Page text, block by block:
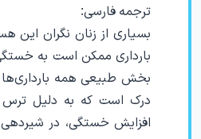
ترجمه فارسی:
بسیاری از زنان نگران این
بارداری ممکن است به
بخش طبیعی همه بارداری‌ها
درک است که به دلیل ترس
افزایش خستگی، در شیردهی